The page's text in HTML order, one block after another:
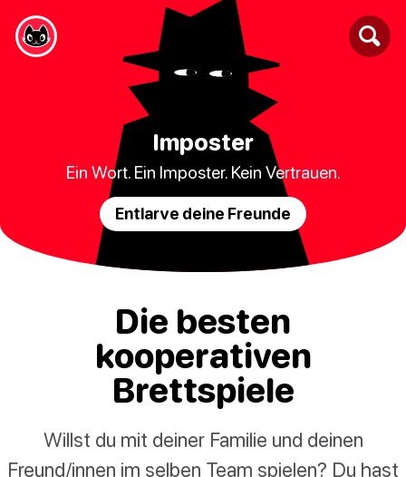
Imposter
Ein Wort. Ein Imposter. Kein Vertrauen.
Entlarve deine Freunde
Die besten
kooperativen
Brettspiele
Willst du mit deiner Familie und deinen
Freund/innen im selben Team spielen? Du hast